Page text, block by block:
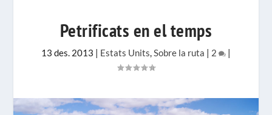
Petrificats en el temps
13 des. 2013 | Estats Units,Sobre la ruta | 2 |